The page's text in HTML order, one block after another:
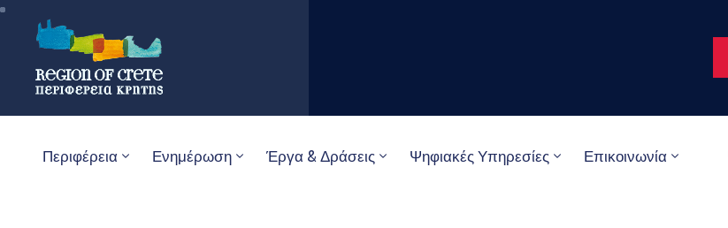
Περιφέρεια Ενημέρωση Έργα & Δράσεις Ψηφιακές Υπηρεσίες Επικοινωνία